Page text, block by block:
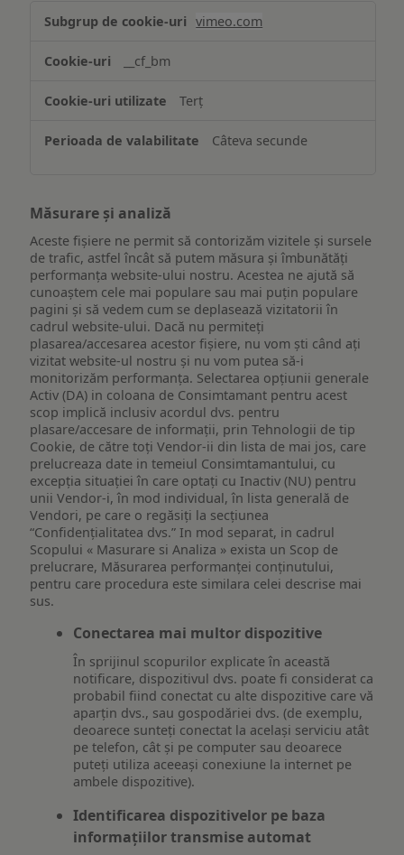
Asigurarea
funcționalităților
website-
ului
vimeo.com
__cf_bm
Terț
Câteva secunde
Măsurare și analiză
Aceste fișiere ne permit să contorizăm vizitele și sursele
de trafic, astfel încât să putem măsura și îmbunătăți
performanța website-ului nostru. Acestea ne ajută să
cunoaștem cele mai populare sau mai puțin populare
pagini și să vedem cum se deplasează vizitatorii în
cadrul website-ului. Dacă nu permiteți
plasarea/accesarea acestor fișiere, nu vom ști când ați
vizitat website-ul nostru și nu vom putea să-i
monitorizăm performanța. Selectarea opțiunii generale
Activ (DA) in coloana de Consimtamant pentru acest
scop implică inclusiv acordul dvs. pentru
plasare/accesare de informații, prin Tehnologii de tip
Cookie, de către toți Vendor-ii din lista de mai jos, care
prelucreaza date in temeiul Consimtamantului, cu
excepția situației în care optați cu Inactiv (NU) pentru
unii Vendor-i, în mod individual, în lista generală de
Vendori, pe care o regăsiți la secțiunea
“Confidențialitatea dvs.” In mod separat, in cadrul
Scopului « Masurare si Analiza » exista un Scop de
prelucrare, Măsurarea performanței conținutului,
pentru care procedura este similara celei descrise mai
sus.
Conectarea mai multor dispozitive
În sprijinul scopurilor explicate în această
notificare, dispozitivul dvs. poate fi considerat ca
probabil fiind conectat cu alte dispozitive care vă
aparțin dvs., sau gospodăriei dvs. (de exemplu,
deoarece sunteți conectat la același serviciu atât
pe telefon, cât și pe computer sau deoarece
puteți utiliza aceeași conexiune la internet pe
ambele dispozitive).
Identificarea dispozitivelor pe baza
informațiilor transmise automat